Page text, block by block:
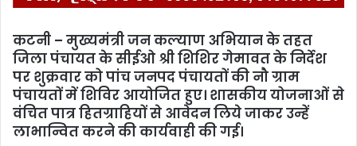
a
e
m
a
i
l
कटनी – मुख्यमंत्री जन कल्याण अभियान के तहत
जिला पंचायत के सीईओ श्री शिशिर गेमावत के निर्देश
पर शुक्रवार को पांच जनपद पंचायतों की नौ ग्राम
पंचायतों में शिविर आयोजित हुए। शासकीय योजनाओं से
वंचित पात्र हितग्राहियों से आवेदन लिये जाकर उन्हें
लाभान्वित करने की कार्यवाही की गई।